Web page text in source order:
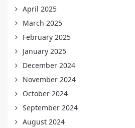
April 2025
March 2025
February 2025
January 2025
December 2024
November 2024
October 2024
September 2024
August 2024